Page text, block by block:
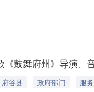
号楼1单元901联系方式：
鼓舞府州》导演、
谷县 政府部门
服务